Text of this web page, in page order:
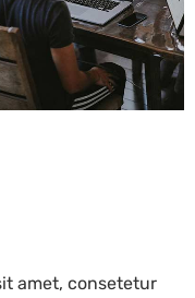
amet, consetetur